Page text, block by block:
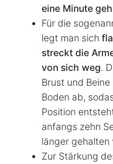
eine Minute
Für die
legt man sich
streckt die
von sich weg.
Brust und
Boden ab,
Position
anfangs zehn
länger gehalten
Zur Stärkung